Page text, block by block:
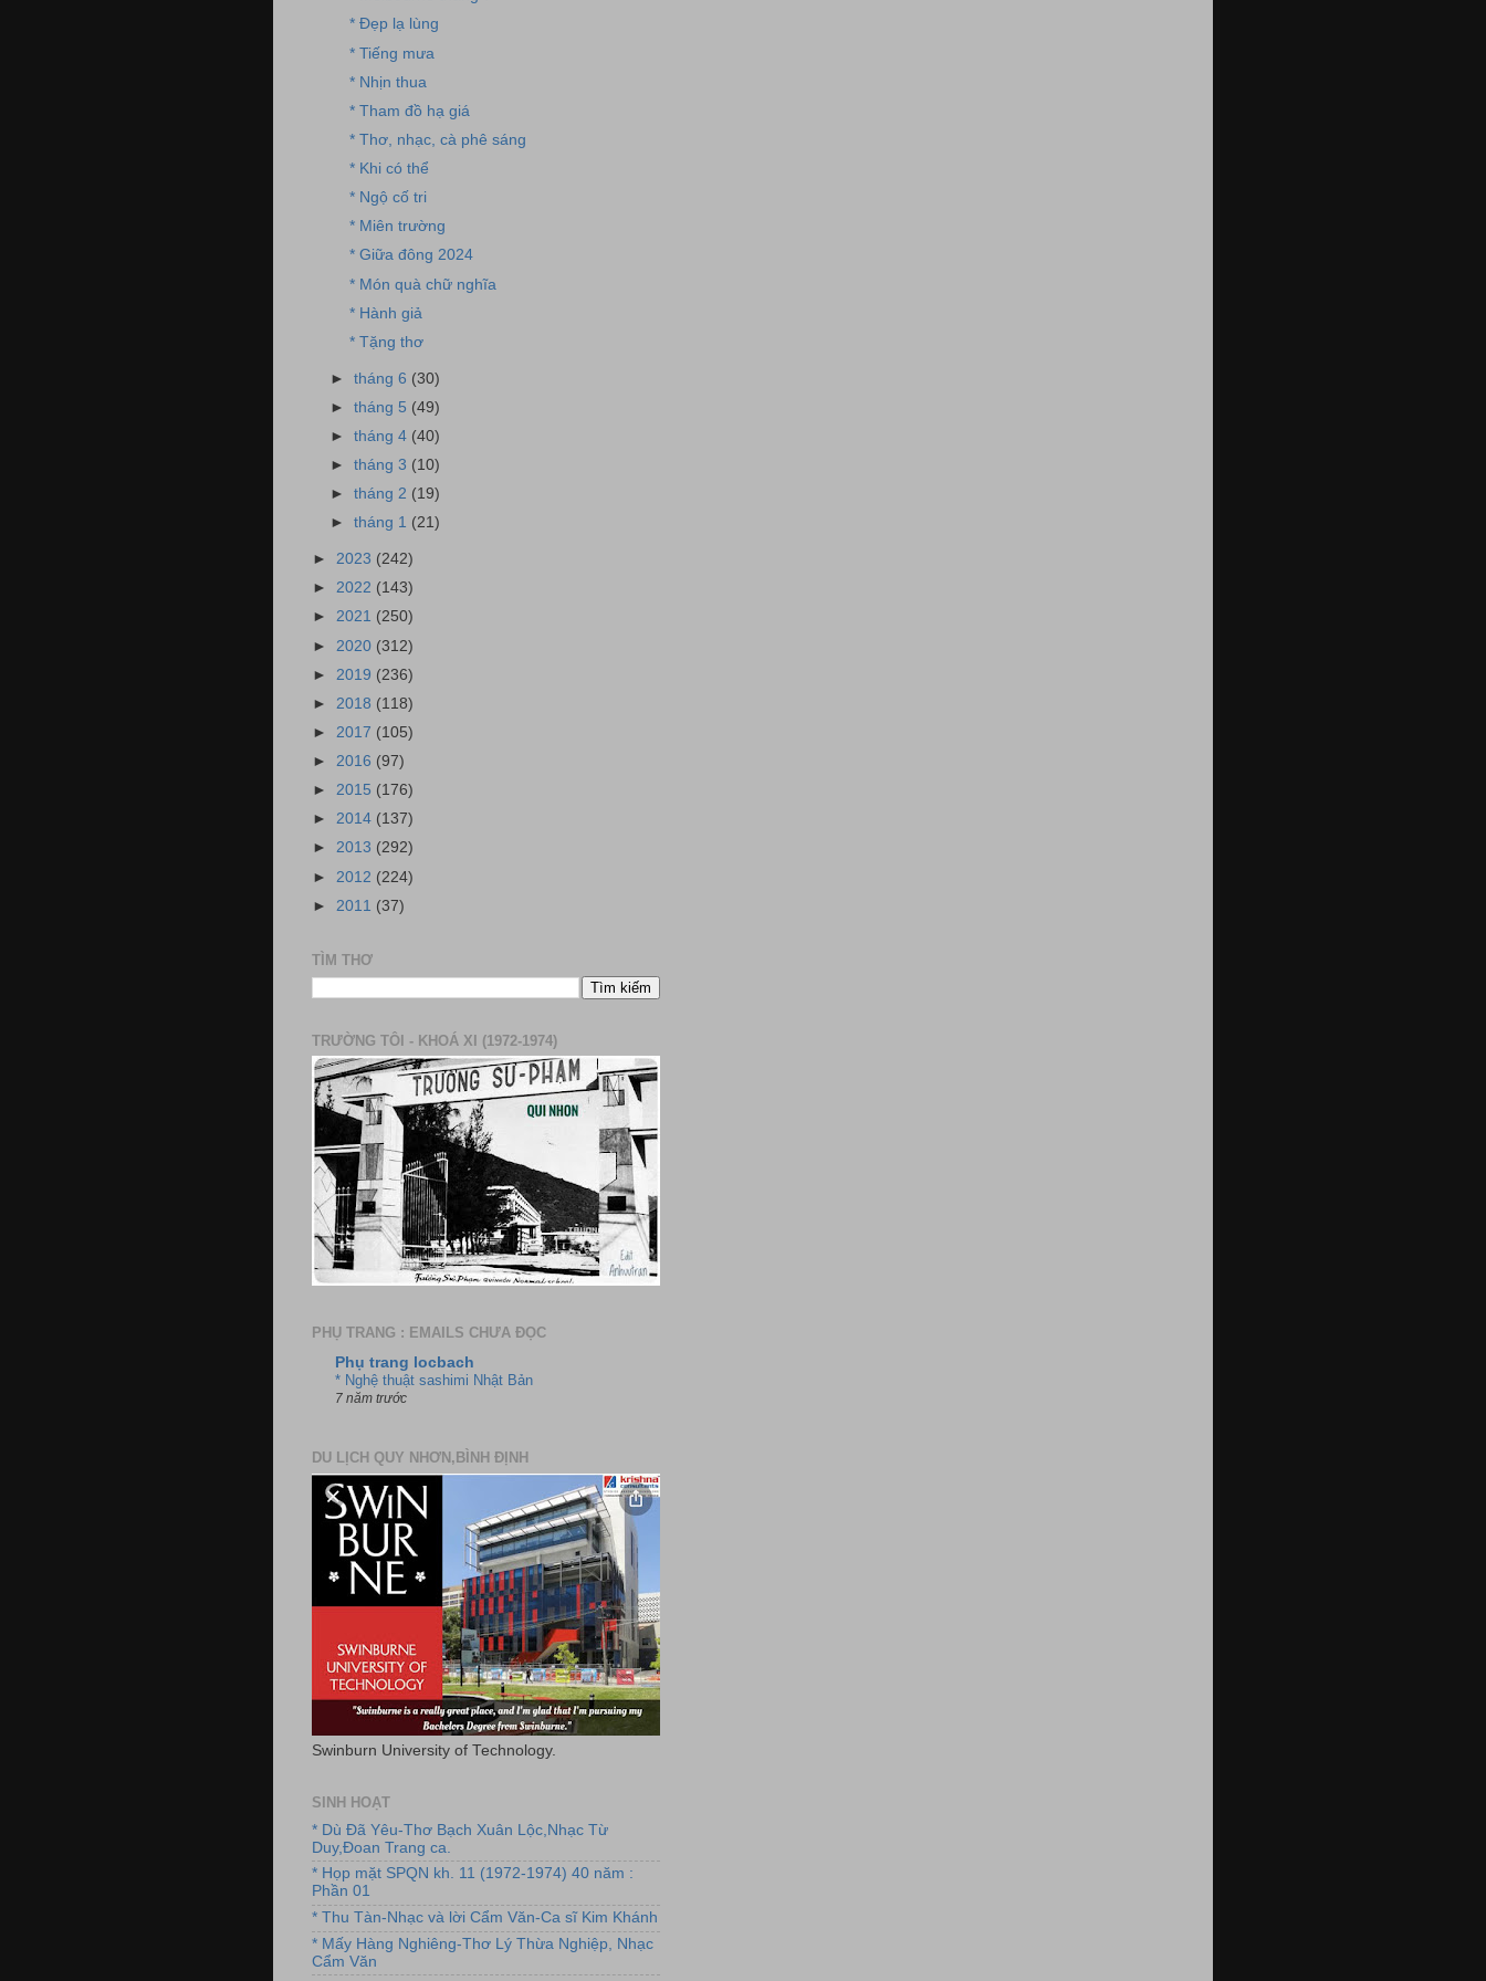
* Đẹp lạ lùng
* Tiếng mưa
* Nhịn thua
* Tham đồ hạ giá
* Thơ, nhạc, cà phê sáng
* Khi có thể
* Ngộ cố tri
* Miên trường
* Giữa đông 2024
* Món quà chữ nghĩa
* Hành giả
* Tặng thơ
►tháng 6 (30)
►tháng 5 (49)
►tháng 4 (40)
►tháng 3 (10)
►tháng 2 (19)
►tháng 1 (21)
► 2023 (242)
► 2022 (143)
► 2021 (250)
► 2020 (312)
► 2019 (236)
► 2018 (118)
► 2017 (105)
► 2016 (97)
► 2015 (176)
► 2014 (137)
► 2013 (292)
► 2012 (224)
► 2011 (37)
TÌM THƠ
TRƯỜNG TÔI - KHOÁ XI (1972-1974)
PHỤ TRANG : EMAILS CHƯA ĐỌC
Phụ trang locbach
* Nghệ thuật sashimi Nhật Bản
7 năm trước
DU LỊCH QUY NHƠN,BÌNH ĐỊNH
Swinburn University of Technology.
SINH HOẠT
* Dù Đã Yêu-Thơ Bạch Xuân Lộc,Nhạc Từ
Duy,Đoan Trang ca.
* Họp mặt SPQN kh. 11 (1972-1974) 40 năm :
Phần 01
* Thu Tàn-Nhạc và lời Cẩm Văn-Ca sĩ Kim Khánh
* Mấy Hàng Nghiêng-Thơ Lý Thừa Nghiệp, Nhạc
Cẩm Văn